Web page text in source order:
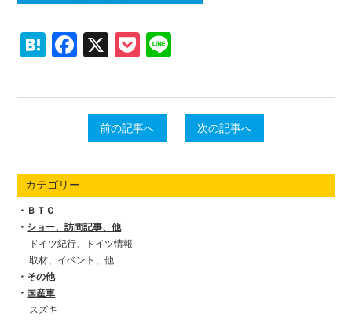
カテゴリー
ＢＴＣ
ショー、訪問記事、他
ドイツ紀行、ドイツ情報
取材、イベント、他
その他
国産車
スズキ
Hatena
Facebook
X Pocket
前の記事へ 次の記事へ